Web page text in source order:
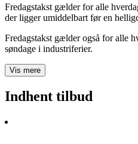
Fredagstakst gælder for alle
der ligger umiddelbart før en
Fredagstakst gælder også for alle
søndage i industriferier.
Vis mere
Indhent tilbud